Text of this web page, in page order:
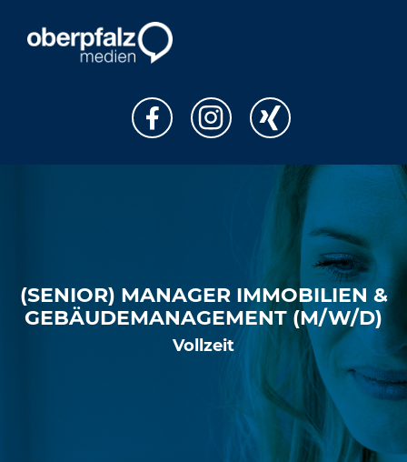
(SENIOR) MANAGER IMMOBILIEN &
GEBÄUDEMANAGEMENT (M/W/D)
Vollzeit